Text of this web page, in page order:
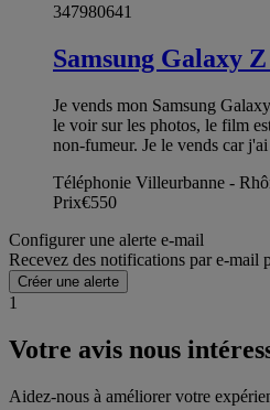
347980641
Samsung Galaxy
Je vends mon Samsung
le voir sur les photos, le film
non-fumeur. Je le vends car
Téléphonie Villeurbanne -
Prix€550
Configurer une alerte e-mail
Recevez des notifications par e-mail
Créer une alerte
1
Votre avis nous
Aidez-nous à améliorer votre